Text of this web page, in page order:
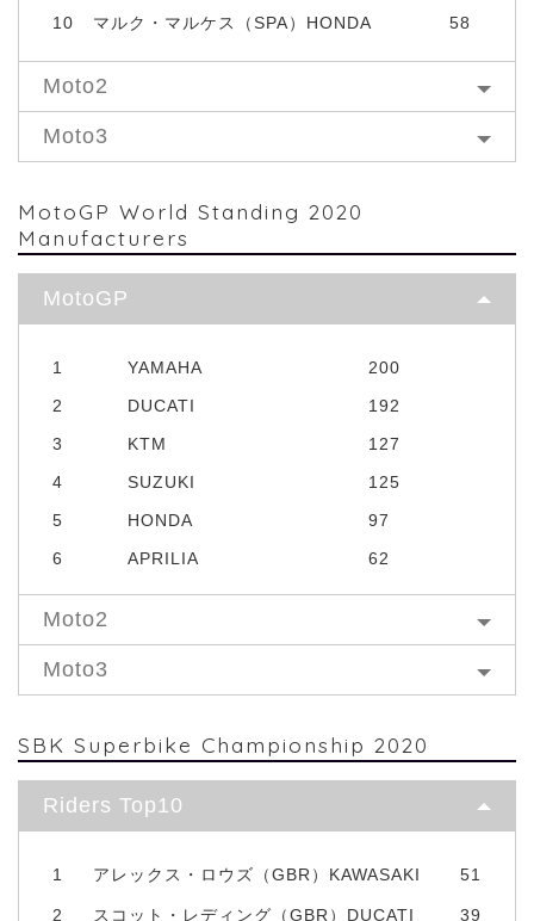
10 マルク・マルケス（SPA）HONDA 58
Moto2
Moto3
MotoGP World Standing 2020
Manufacturers
MotoGP
1 YAMAHA
200
2
DUCATI
192
3
KTM
127
4
SUZUKI
125
5
HONDA
97
6
APRILIA 62
Moto2
Moto3
SBK Superbike Championship 2020
Riders Top10
1 アレックス・ロウズ（GBR）KAWASAKI 51
2 スコット・レディング（GBR）DUCATI 39